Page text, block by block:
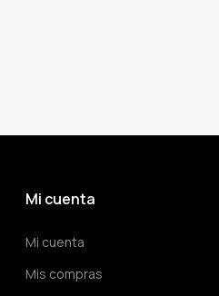
Mi cuenta
Mi cuenta
Mis compras